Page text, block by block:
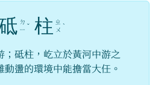
ㄉ
ㄧ ˇ 柱 ㄓ
ㄨ ˋ
；砥柱，屹立於黃河中游之
動盪的環境中能擔當大任。